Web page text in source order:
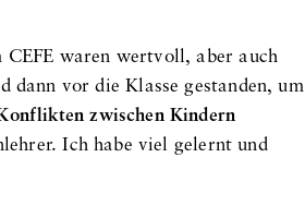
waren wertvoll, aber auch
dann vor die Klasse gestanden, um
zwischen Kindern
Ich habe viel gelernt und